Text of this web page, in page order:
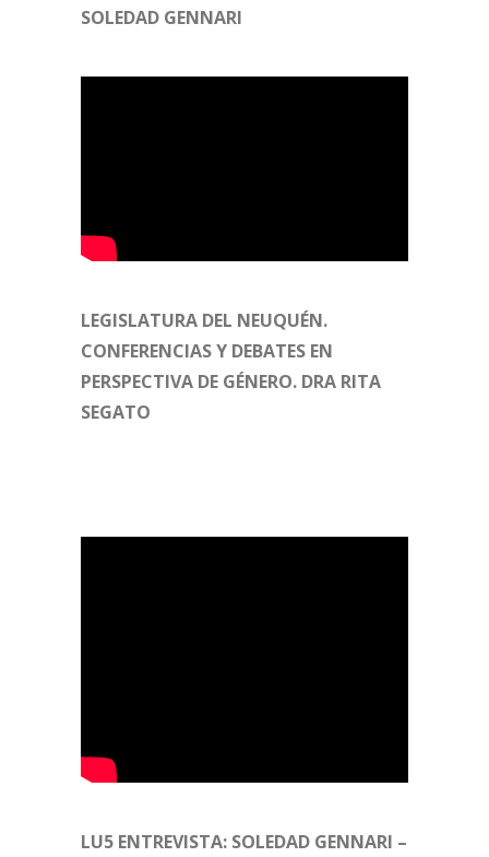
SOLEDAD GENNARI
LEGISLATURA DEL NEUQUÉN.
CONFERENCIAS Y DEBATES EN
PERSPECTIVA DE GÉNERO. DRA RITA
SEGATO
LU5 ENTREVISTA: SOLEDAD GENNARI –